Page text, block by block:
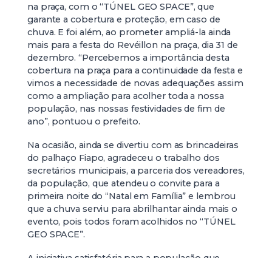
na praça, com o “TÚNEL GEO SPACE”, que
garante a cobertura e proteção, em caso de
chuva. E foi além, ao prometer ampliá-la ainda
mais para a festa do Revéillon na praça, dia 31 de
dezembro. “Percebemos a importância desta
cobertura na praça para a continuidade da festa e
vimos a necessidade de novas adequações assim
como a ampliação para acolher toda a nossa
população, nas nossas festividades de fim de
ano”, pontuou o prefeito.
Na ocasião, ainda se divertiu com as brincadeiras
do palhaço Fiapo, agradeceu o trabalho dos
secretários municipais, a parceria dos vereadores,
da população, que atendeu o convite para a
primeira noite do “Natal em Família” e lembrou
que a chuva serviu para abrilhantar ainda mais o
evento, pois todos foram acolhidos no “TÚNEL
GEO SPACE”.